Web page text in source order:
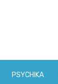
PSYCHIKA